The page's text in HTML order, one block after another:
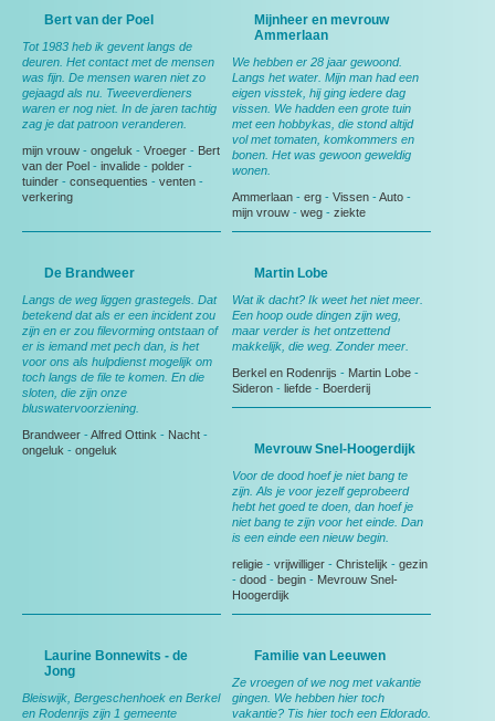
Bert van der Poel
Tot 1983 heb ik gevent langs de
deuren. Het contact met de mensen
was fijn. De mensen waren niet zo
gejaagd als nu. Tweeverdieners
waren er nog niet. In de jaren tachtig
zag je dat patroon veranderen.
mijn vrouw - ongeluk - Vroeger - Bert
van der Poel - invalide - polder -
tuinder - consequenties - venten -
verkering
Mijnheer en mevrouw
Ammerlaan
We hebben er 28 jaar gewoond.
Langs het water. Mijn man had een
eigen visstek, hij ging iedere dag
vissen. We hadden een grote tuin
met een hobbykas, die stond altijd
vol met tomaten, komkommers en
bonen. Het was gewoon geweldig
wonen.
Ammerlaan - erg - Vissen -Auto -
mijn vrouw - weg - ziekte
De Brandweer
Langs de weg liggen grastegels. Dat
betekend dat als er een incident zou
zijn en er zou filevorming ontstaan of
er is iemand met pech dan, is het
voor ons als hulpdienst mogelijk om
toch langs de file te komen. En die
sloten, die zijn onze
bluswatervoorziening.
Brandweer - Alfred Ottink - Nacht -
ongeluk - ongeluk
Martin Lobe
Wat ik dacht? Ik weet het niet meer.
Een hoop oude dingen zijn weg,
maar verder is het ontzettend
makkelijk, die weg. Zonder meer.
Berkel en Rodenrijs - Martin Lobe -
Sideron - liefde - Boerderij
Mevrouw Snel-Hoogerdijk
Voor de dood hoef je niet bang te
zijn. Als je voor jezelf geprobeerd
hebt het goed te doen, dan hoef je
niet bang te zijn voor het einde. Dan
is een einde een nieuw begin.
religie - vrijwilliger - Christelijk - gezin
- dood - begin - Mevrouw Snel-
Hoogerdijk
Laurine Bonnewits - de
Jong
Bleiswijk, Bergeschenhoek en Berkel
en Rodenrijs zijn 1 gemeente
Familie van Leeuwen
Ze vroegen of we nog met vakantie
gingen. We hebben hier toch
vakantie? Tis hier toch een Eldorado.